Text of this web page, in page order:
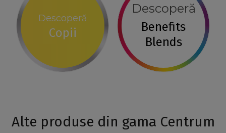
Descoperă
Copii
Descoperă
Benefits
Blends
Alte produse din gama Centrum